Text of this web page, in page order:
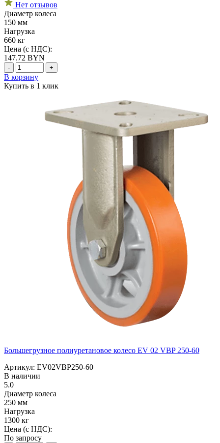
Нет отзывов
Диаметр колеса
150 мм
Нагрузка
660 кг
Цена (с НДС):
147.72 BYN
- +
В корзину
Купить в 1 клик
Большегрузное полиуретановое колесо EV 02 VBP 250-60
Артикул: EV02VBP250-60
В наличии
5.0
Диаметр колеса
250 мм
Нагрузка
1300 кг
Цена (с НДС):
По запросу